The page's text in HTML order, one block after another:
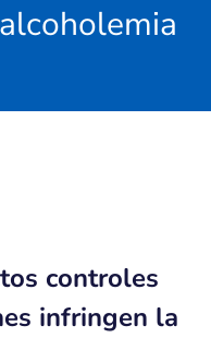
controles
infringen la